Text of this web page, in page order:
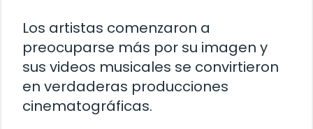
Los artistas comenzaron a
preocuparse más por su imagen y
sus videos musicales se convirtieron
en verdaderas producciones
cinematográficas.